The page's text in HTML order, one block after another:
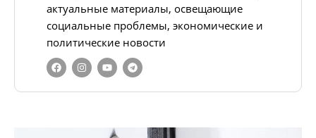
актуальные материалы, освещающие
социальные проблемы, экономические и
политические новости